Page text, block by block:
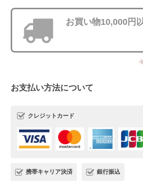
お買い物10,000円
お支払い方法について
クレジットカード
携帯キャリア決済 銀行振込